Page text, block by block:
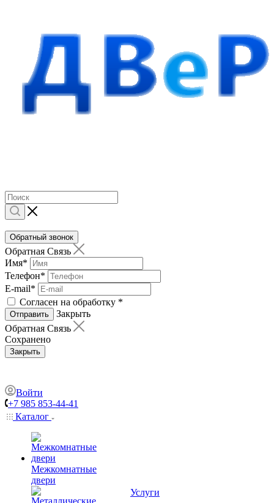
Обратный звонок
Обратная Связь
Имя*
Телефон*
E-mail*
Согласен на обработку *
Отправить
Закрыть
Обратная Связь
Сохранено
Закрыть
Войти
+7 985 853-44-41
Каталог
Межкомнатные
двери
Услуги